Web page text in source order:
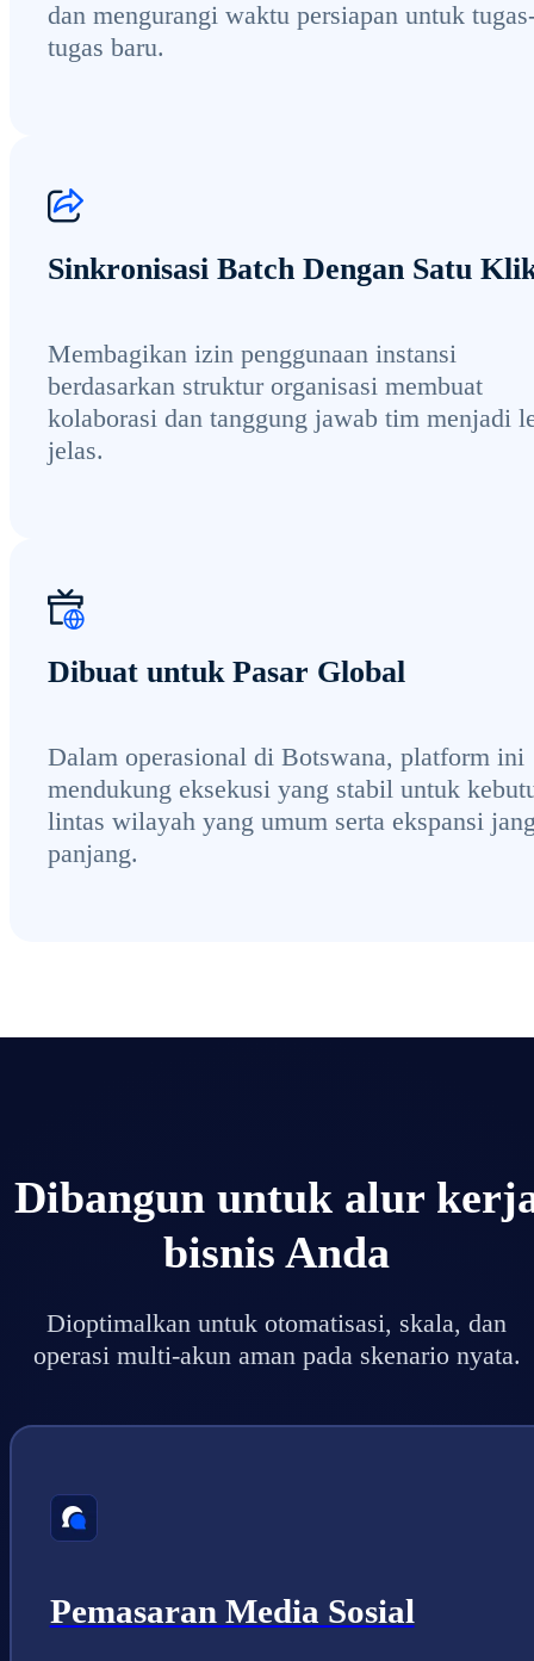
dan mengurangi waktu persiapan untuk
tugas baru.
Sinkronisasi Batch Dengan Satu
Membagikan izin penggunaan instansi
berdasarkan struktur organisasi membuat
kolaborasi dan tanggung jawab tim menjadi
jelas.
Dibuat untuk Pasar Global
Dalam operasional di Botswana, platform ini
mendukung eksekusi yang stabil untuk
lintas wilayah yang umum serta ekspansi
panjang.
Dibangun untuk alur
bisnis Anda
Dioptimalkan untuk otomatisasi, skala, dan
operasi multi-akun aman pada skenario nyata.
Pemasaran Media Sosial